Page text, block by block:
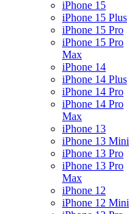
iPhone 15
iPhone 15 Plus
iPhone 15 Pro
iPhone 15 Pro
Max
iPhone 14
iPhone 14 Plus
iPhone 14 Pro
iPhone 14 Pro
Max
iPhone 13
iPhone 13 Mini
iPhone 13 Pro
iPhone 13 Pro
Max
iPhone 12
iPhone 12 Mini